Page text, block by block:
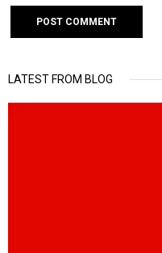
LATEST FROM BLOG